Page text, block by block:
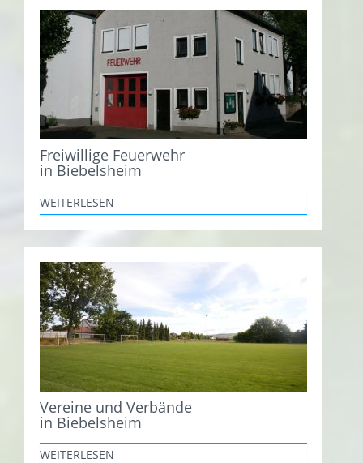
Freiwillige Feuerwehr
in Biebelsheim
WEITERLESEN
Vereine und Verbände
in Biebelsheim
WEITERLESEN